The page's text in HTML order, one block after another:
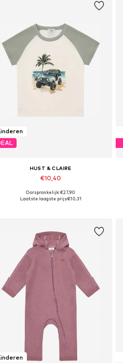
HUST & CLAIRE
€10,40
Beschikbare maten: 86, 92, 104, 110
Oorspronkelijk: €27,90
Laatste laagste prijs:€10,31